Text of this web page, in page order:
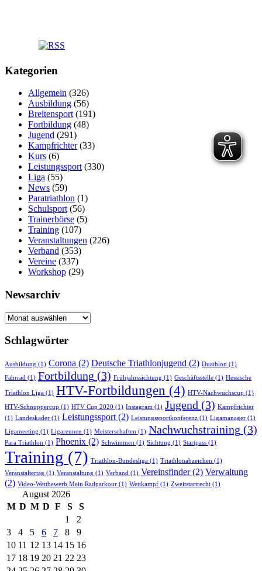
Kategorien
Allgemein (326)
Ausbildung (56)
Breitensport (191)
Fortbildung (48)
Jugend (291)
Kampfrichter(33)
Kurs (6)
Leistungssport (330)
Liga (55)
News (59)
Paratriathlon (1)
Schulsport (56)
Trainerbörse (5)
Training (107)
Veranstaltungen (226)
Verband (353)
Vereine (337)
Workshop (29)
Newsarchiv
Newsarchiv
Schlagwörter
Ausbildung (1) Corona (2) Deutsche Triathlonjugend (2) Duathlon (1)
Fahrrad (1) Fortbildung (3) Frühjahrssichtung (1) Geschäftsstelle (1) Hessische
Triathlon Liga (1) HTV-Fortbildungen (4) HTV-Nachwuchscup (1)
HTV-Schnuppercup (1) HTV Cup 2020 (1) Instagram (1) Jugend (3) Kampfrichter
(1) Landeskader (1) Leistungssport(2) Leistungssportkonferenz (1) Ligamanager (1)
Ligameeting (1) Ligarennen (1) Meisterschaften (1) Nachwuchstraining (3)
Para Triathlon (1) Phoenix (2) Schwimmen (1) Sichtung (1) Startpass (1)
Training (7) Triathlon-Bundesliga (1) Triathlonabzeichen (1)
Veranstaltertag (1) Veranstaltung (1) Verband (1) Vereinsfinder(2) Verwaltung
(2) Video-Wettbewerb Mein Radparkour (1) Wettkampf (1) Zweitstartrecht (1)
August 2026
M D M D F S
S
1
2
3
4 5 6 7 8
9
10 11 12 13 14 15 16
17 18 19 20 21 22 23